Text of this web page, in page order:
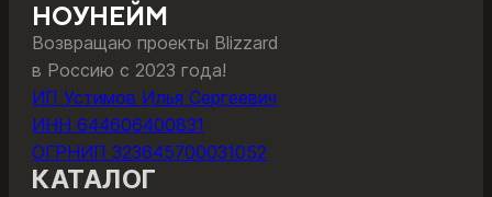
НОУНЕЙМ
Возвращаю проекты Blizzard
в Россию с 2023 года!
ИП Устимов Илья Сергеевич
ИНН 644606400831
ОГРНИП 323645700031052
КАТАЛОГ